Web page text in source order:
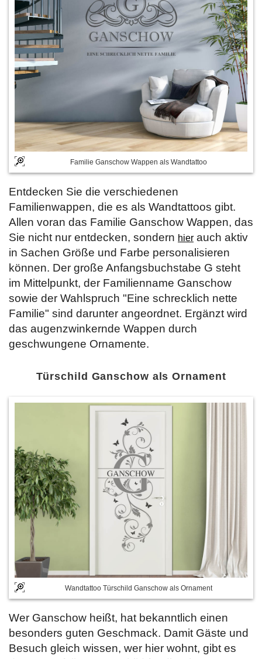
Familie Ganschow Wappen als Wandtattoo
Entdecken Sie die verschiedenen
Familienwappen, die es als Wandtattoos gibt.
Allen voran das Familie Ganschow Wappen, das
Sie nicht nur entdecken, sondern hier auch aktiv
in Sachen Größe und Farbe personalisieren
können. Der große Anfangsbuchstabe G steht
im Mittelpunkt, der Familienname Ganschow
sowie der Wahlspruch "Eine schrecklich nette
Familie" sind darunter angeordnet. Ergänzt wird
das augenzwinkernde Wappen durch
geschwungene Ornamente.
Türschild Ganschow als Ornament
Wandtattoo Türschild Ganschow als Ornament
Wer Ganschow heißt, hat bekanntlich einen
besonders guten Geschmack. Damit Gäste und
Besuch gleich wissen, wer hier wohnt, gibt es